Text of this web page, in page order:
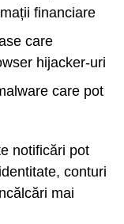
financiare
care
hijacker-uri
care pot
notificări pot
conturi
mai